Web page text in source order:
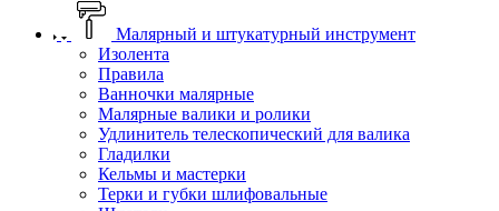
Малярный и штукатурный инструмент
Изолента
Правила
Ванночки малярные
Малярные валики и ролики
Удлинитель телескопический для валика
Гладилки
Кельмы и мастерки
Терки и губки шлифовальные